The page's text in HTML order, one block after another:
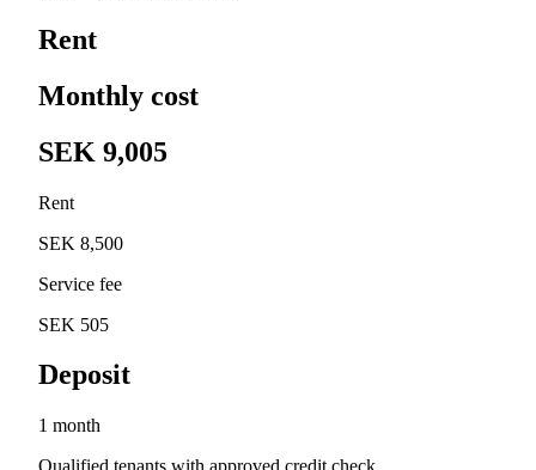
Rent
Monthly cost
SEK 9,005
Rent
SEK 8,500
Service fee
SEK 505
Deposit
1 month